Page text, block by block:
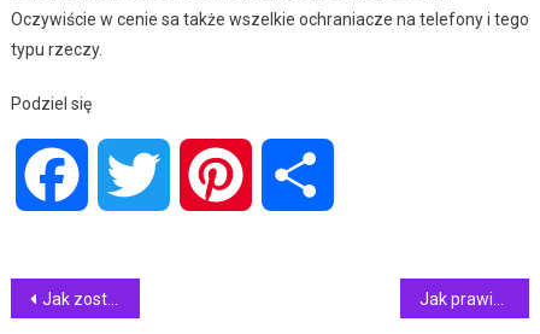
Oczywiście w cenie sa także wszelkie ochraniacze na telefony i tego
typu rzeczy.
Podziel się
Facebook Twitter Pinterest
Nawigacja
Jak zostać dentystą w Poznaniu?